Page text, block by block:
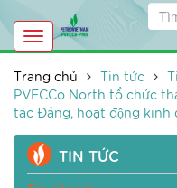
Toggle
navigation
Trang chủ
Tin tức
PVFCCo North tổ chức
tác Đảng, hoạt động kinh
TIN TỨC